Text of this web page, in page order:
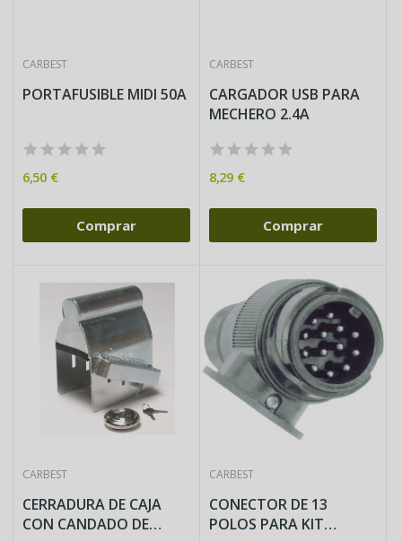
CARBEST
PORTAFUSIBLE MIDI 50A
6,50 €
Comprar
CARBEST
CARGADOR USB PARA
MECHERO 2.4A
8,29 €
Comprar
CARBEST
CERRADURA DE CAJA
CON CANDADO DE
CARBEST
CONECTOR DE 13
POLOS PARA KIT